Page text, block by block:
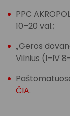
PPC
10–20 val.;
„Geros
Vilnius (I–IV
ČIA.